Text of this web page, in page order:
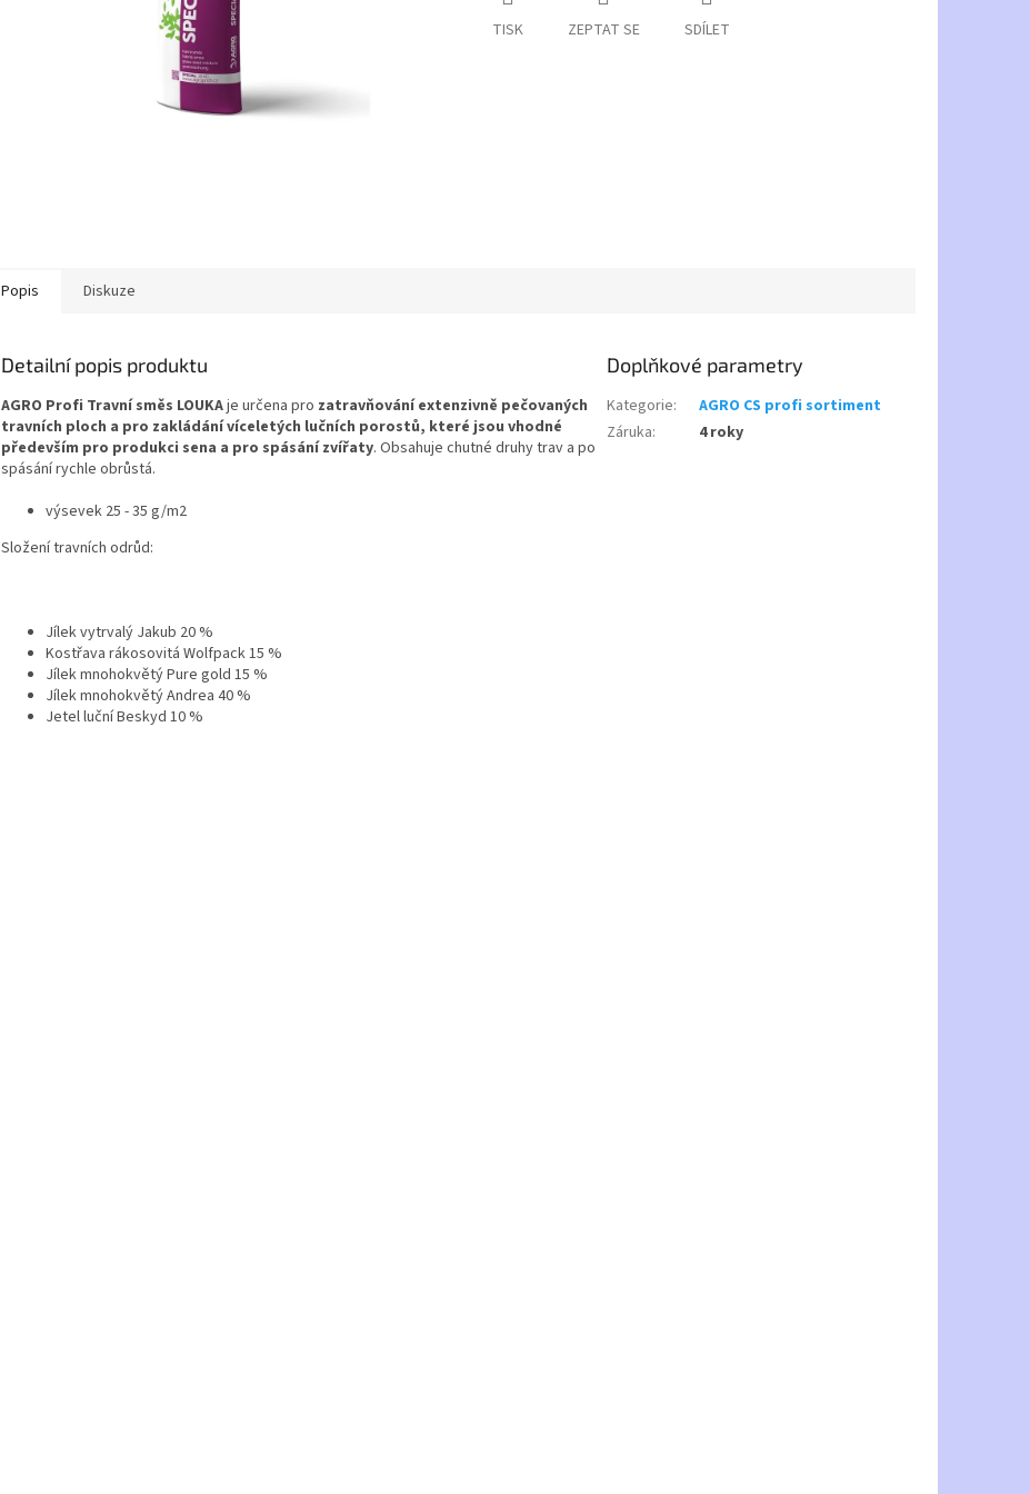
TISK ZEPTAT SE SDÍLET
Popis Diskuze
Detailní popis produktu
AGRO Profi Travní směs LOUKAje určena pro zatravňování extenzivně pečovaných
travních ploch a pro zakládání víceletých lučních porostů, které jsou vhodné
především pro produkci sena a pro spásání zvířaty. Obsahuje chutné druhy trav a po
spásání rychle obrůstá.
výsevek 25 - 35 g/m2
Složení travních odrůd:
Jílek vytrvalý Jakub 20 %
Kostřava rákosovitá Wolfpack 15 %
Jílek mnohokvětý Pure gold 15 %
Jílek mnohokvětý Andrea 40 %
Jetel luční Beskyd 10 %
Doplňkové parametry
Kategorie:
AGRO CS profi sortiment
Záruka: 4 roky